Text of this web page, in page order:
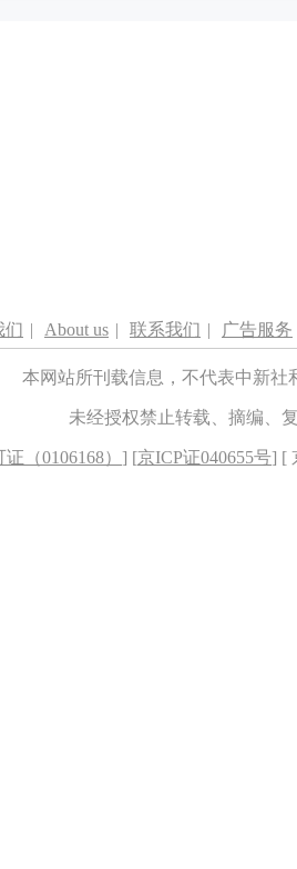
们 | About us | 联系我们 | 广告服务
本网站所刊载信息，不代表中新
未经授权禁止转载、摘编、
（0106168） ] [京ICP证040655号] [